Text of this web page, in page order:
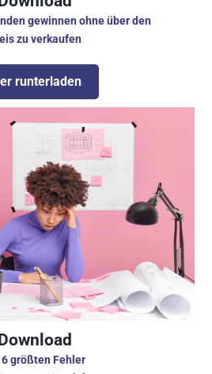
gewinnen ohne über den
zu verkaufen
runterladen
6 größten Fehler